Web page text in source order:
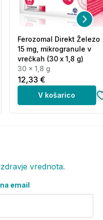
celuloza
magnezijev
alergenov. Če ste
preverite
prehrano ter zdrav
odraslim,
Ferozomal Direkt Železo
15 mg, mikrogranule v
vrečkah (30 x 1,8 g)
30 x 1,8 g
12,33 €
V košarico
vrednota.
email